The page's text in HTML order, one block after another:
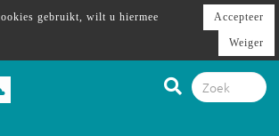
gebruikt, wilt u hiermee
Accepteer
Weiger